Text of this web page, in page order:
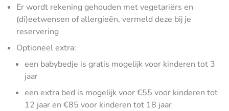
Er wordt rekening gehouden met vegetariërs en
(di)eetwensen of allergieën, vermeld deze bij je
reservering
Optioneel extra:
een babybedje is gratis mogelijk voor kinderen tot 3
jaar
een extra bed is mogelijk voor €55 voor kinderen tot
12 jaar en €85 voor kinderen tot 18 jaar